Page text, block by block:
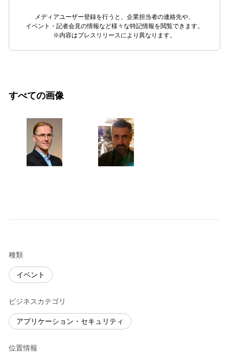
メディアユーザー登録を行うと、企業担当者の連絡先や、
イベント・記者会見の情報など様々な特記情報を閲覧できます。
※内容はプレスリリースにより異なります。
すべての画像
種類
イベント
ビジネスカテゴリ
アプリケーション・セキュリティ
位置情報